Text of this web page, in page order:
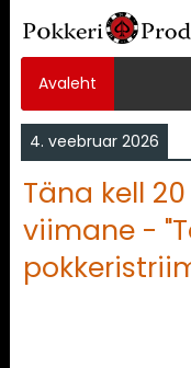
Avaleht
4. veebruar 2026
Täna kell
viimane -